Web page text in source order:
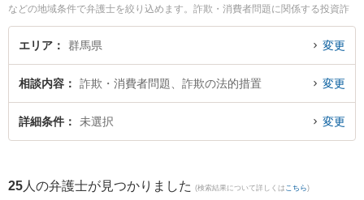
などの地域条件で弁護士を絞り込めます。詐欺・消費者問題に関係する投資詐
欺や副業詐欺、FX詐欺等の細かな分野での絞り込み検索もでき便利です。特に
石原・関・猿谷法律事務所 高崎オフィスの猪俣 有未弁護士や髙野法律事務所の
の法的措置のトラブルを今すぐに弁護士に相談したい』『詐欺の法的措置のト
ラブル解決の実績豊富な近くの弁護士を検索したい』『初回相談無料で詐欺の
法的措置を法律相談できる群馬県内の弁護士に相談予約したい』などでお困り
エリア 群馬県 変更
相談内容 詐欺・消費者問題、詐欺の法的措置 変更
詳細条件 未選択 変更
25 人の弁護士が見つかりました (検索結果について詳しくは こちら)